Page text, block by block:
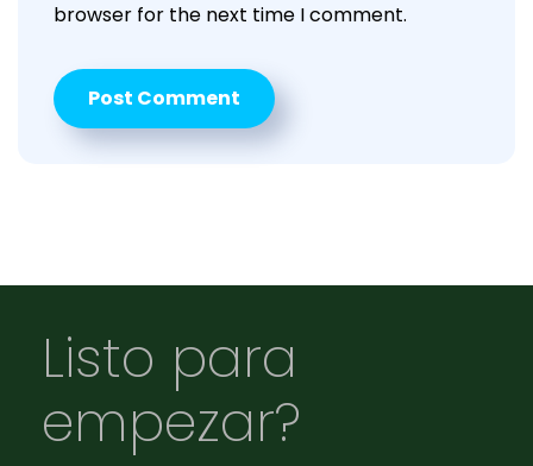
browser for the next time I comment.
Listo para
empezar?